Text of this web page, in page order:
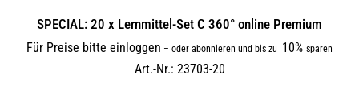
SPECIAL: 20 x Lernmittel-Set C 360° online Premium
Für Preise bitte einloggen – oder abonnieren und bis zu 10% sparen
Art.-Nr.: 23703-20